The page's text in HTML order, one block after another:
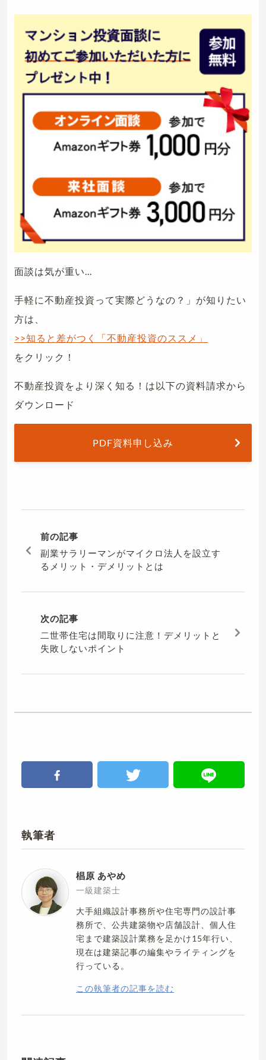
面談は気が重い...
手軽に不動産投資って実際どうなの？」が知りたい
方は、
>>知ると差がつく「不動産投資のススメ」
をクリック！
不動産投資をより深く知る！は以下の資料請求から
ダウンロード
PDF資料申し込み
前の記事
副業サラリーマンがマイクロ法人を設立す
るメリット・デメリットとは
次の記事
二世帯住宅は間取りに注意！デメリットと
失敗しないポイント
執筆者
椙原 あやめ
一級建築士
大手組織設計事務所や住宅専門の設計事
務所で、公共建築物や店舗設計、個人住
宅まで建築設計業務を足かけ15年行い、
現在は建築記事の編集やライティングを
行っている。
この執筆者の記事を読む